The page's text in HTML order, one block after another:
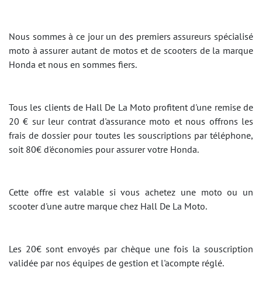
Nous sommes à ce jour un des premiers assureurs spécialisé
moto à assurer autant de motos et de scooters de la marque
Honda et nous en sommes fiers.
Tous les clients de Hall De La Moto profitent d'une remise de
20 € sur leur contrat d'assurance moto et nous offrons les
frais de dossier pour toutes les souscriptions par téléphone,
soit 80€ d'économies pour assurer votre Honda.
Cette offre est valable si vous achetez une moto ou un
scooter d'une autre marque chez Hall De La Moto.
Les 20€ sont envoyés par chèque une fois la souscription
validée par nos équipes de gestion et l'acompte réglé.